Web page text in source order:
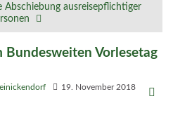
ausreisepflichtiger
Bundesweiten Vorlesetag
19. November 2018